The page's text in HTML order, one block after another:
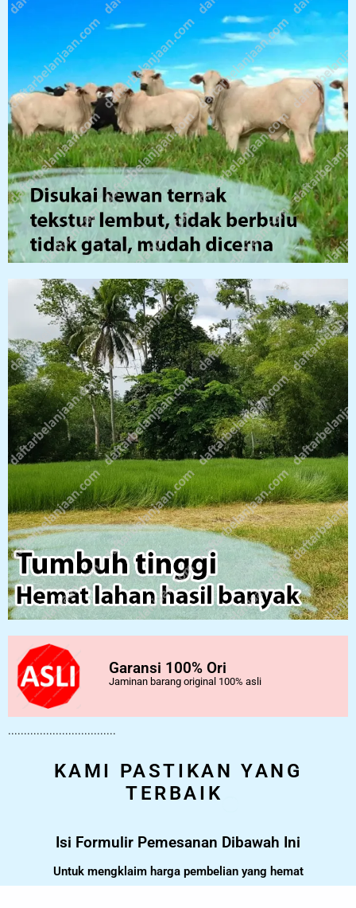
Garansi 100% Ori
Jaminan barang original 100% asli
..................................
KAMI PASTIKAN YANG
TERBAIK
Isi Formulir Pemesanan Dibawah Ini
Untuk mengklaim harga pembelian yang hemat